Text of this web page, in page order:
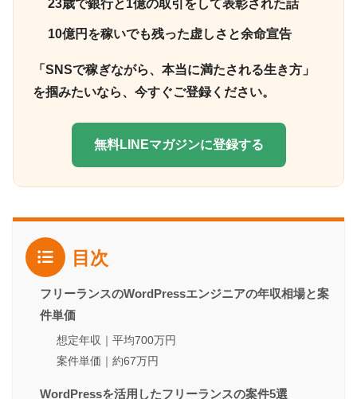
23歳で銀行と1億の取引をして表彰された話
10億円を稼いでも残った虚しさと余命宣告
「SNSで稼ぎながら、本当に満たされる生き方」
を掴みたいなら、今すぐご登録ください。
無料LINEマガジンに登録する
目次
フリーランスのWordPressエンジニアの年収相場と案
件単価
想定年収｜平均700万円
案件単価｜約67万円
WordPressを活用したフリーランスの案件5選